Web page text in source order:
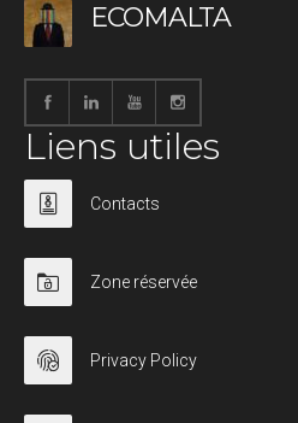
ECOMALTA
Liens utiles
Contacts
Zone réservée
Privacy Policy